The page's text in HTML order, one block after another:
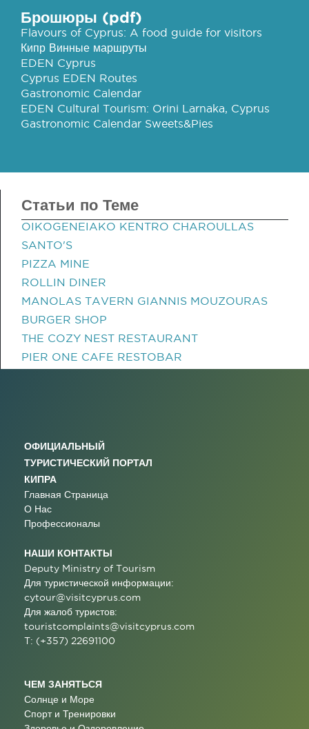
Брошюры (pdf)
Flavours of Cyprus: A food guide for visitors
Кипр Винные маршруты
EDEN Cyprus
Cyprus EDEN Routes
Gastronomic Calendar
EDEN Cultural Tourism: Orini Larnaka, Cyprus
Gastronomic Calendar Sweets&Pies
Статьи по Теме
OIKOGENEIAKO KENTRO CHAROULLAS
SANTO'S
PIZZA MINE
ROLLIN DINER
MANOLAS TAVERN GIANNIS MOUZOURAS
BURGER SHOP
THE COZY NEST RESTAURANT
PIER ONE CAFE RESTOBAR
ОФИЦИАЛЬНЫЙ
ТУРИСТИЧЕСКИЙ ПОРТАЛ
КИПРА
Главная Страница
О Нас
Профессионалы
НАШИ КОНТАКТЫ
Deputy Ministry of Tourism
Для туристической информации:
cytour@visitcyprus.com
Для жалоб туристов:
touristcomplaints@visitcyprus.com
T: (+357) 22691100
ЧЕМ ЗАНЯТЬСЯ
Солнце и Море
Спорт и Тренировки